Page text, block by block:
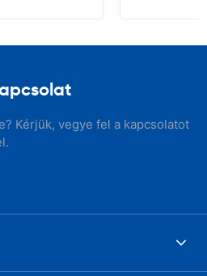
Kérjük, vegye fel a kapcsolatot